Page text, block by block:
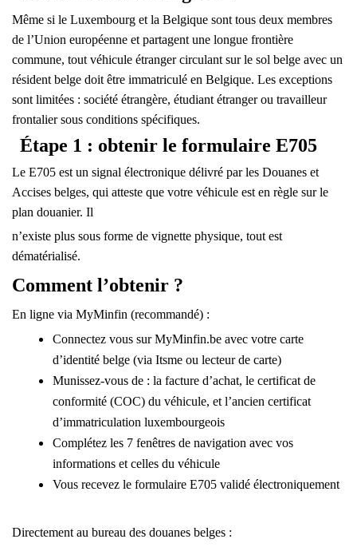
Même si le Luxembourg et la Belgique sont tous deux membres
de l’Union européenne et partagent une longue frontière
commune, tout véhicule étranger circulant sur le sol belge avec un
résident belge doit être immatriculé en Belgique. Les exceptions
sont limitées : société étrangère, étudiant étranger ou travailleur
frontalier sous conditions spécifiques.
Étape 1 : obtenir le formulaire E705
Le E705 est un signal électronique délivré par les Douanes et
Accises belges, qui atteste que votre véhicule est en règle sur le
plan douanier. Il
n’existe plus sous forme de vignette physique, tout est
dématérialisé.
Comment l’obtenir ?
En ligne via MyMinfin (recommandé) :
Connectez vous surMyMinfin.be avec votre carte
d’identité belge (via Itsme ou lecteur de carte)
Munissez-vous de : la facture d’achat, lecertificat de
conformité (COC) du véhicule, et l’ancien certificat
d’immatriculation luxembourgeois
Complétez les 7 fenêtres de navigation avec vos
informations et celles du véhicule
Vous recevez le formulaire E705 validé électroniquement
Directement au bureau des douanes belges :